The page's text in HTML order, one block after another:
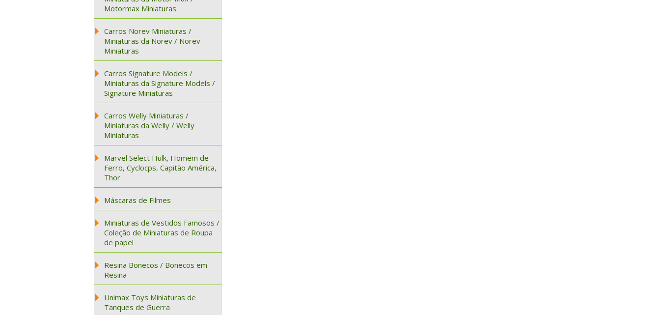
Motormax Miniaturas
Carros Norev Miniaturas /
Miniaturas da Norev / Norev
Miniaturas
Carros Signature Models /
Miniaturas da Signature Models /
Signature Miniaturas
Carros Welly Miniaturas /
Miniaturas da Welly / Welly
Miniaturas
Marvel Select Hulk, Homem de
Ferro, Cyclocps, Capitão América,
Thor
Máscaras de Filmes
Miniaturas de Vestidos Famosos /
Coleção de Miniaturas de Roupa
de papel
Resina Bonecos / Bonecos em
Resina
Unimax Toys Miniaturas de
Tanques de Guerra